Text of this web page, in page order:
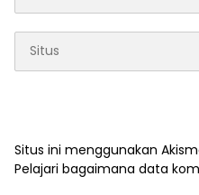
Situs ini menggunakan
Pelajari bagaimana data